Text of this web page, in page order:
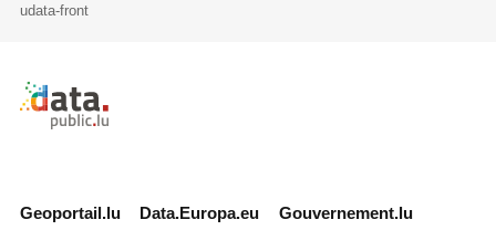
udata-front
Retour à l'accueil de data.public.lu
Geoportail.lu Data.Europa.eu Gouvernement.lu